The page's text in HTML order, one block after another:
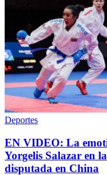
Deportes
EN VIDEO: La
Yorgelis Salazar en
disputada en China